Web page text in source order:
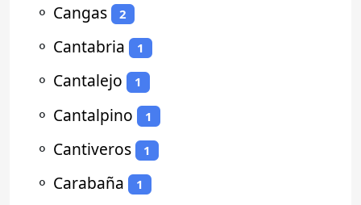
⚬ Cangas 2
⚬ Cantabria 1
⚬ Cantalejo 1
⚬ Cantalpino 1
⚬ Cantiveros 1
⚬ Carabaña 1